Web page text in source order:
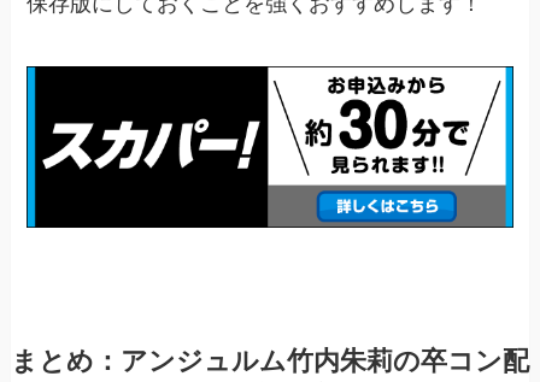
まとめ：アンジュルム竹内朱莉の卒コン配